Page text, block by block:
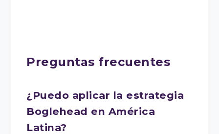
Preguntas frecuentes
¿Puedo aplicar la estrategia
Boglehead en América
Latina?